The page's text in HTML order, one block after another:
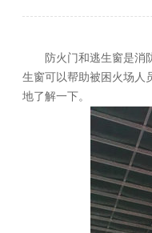
防火门和逃生窗是消防
生窗可以帮助被困火场人
地了解一下。